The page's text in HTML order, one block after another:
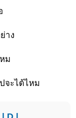
าง
ม
จะได้ไหม